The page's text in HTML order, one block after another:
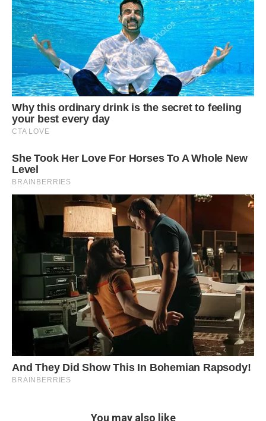
You may also like